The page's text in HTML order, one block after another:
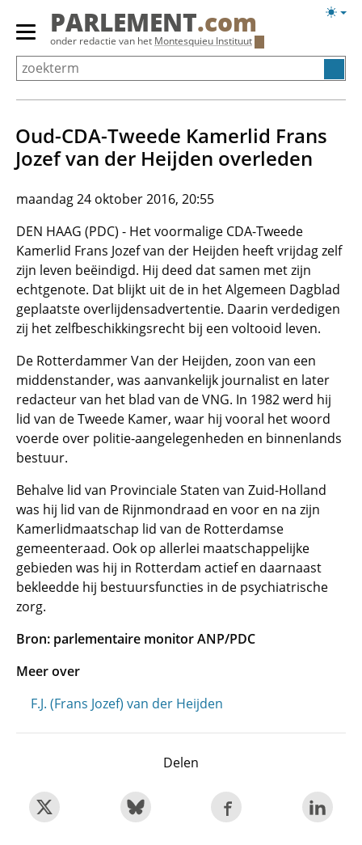
Overslaan
Primair
menu
tonen/verbergen
PARLEMENT.com
onder redactie van het Montesquieu Instituut
Oud-CDA-Tweede Kamerlid Frans
Jozef van der Heijden overleden
maandag 24 oktober 2016, 20:55
DEN HAAG (PDC) - Het voormalige CDA-Tweede
Kamerlid Frans Jozef van der Heijden heeft vrijdag zelf
zijn leven beëindigd. Hij deed dat samen met zijn
echtgenote. Dat blijkt uit de in het Algemeen Dagblad
geplaatste overlijdensadvertentie. Daarin verdedigen
zij het zelfbeschikkingsrecht bij een voltooid leven.
De Rotterdammer Van der Heijden, zoon van een
middenstander, was aanvankelijk journalist en later
redacteur van het blad van de VNG. In 1982 werd hij
lid van de Tweede Kamer, waar hij vooral het woord
voerde over politie-aangelegenheden en binnenlands
bestuur.
Behalve lid van Provinciale Staten van Zuid-Holland
was hij lid van de Rijnmondraad en voor en na zijn
Kamerlidmaatschap lid van de Rotterdamse
gemeenteraad. Ook op allerlei maatschappelijke
gebieden was hij in Rotterdam actief en daarnaast
bekleedde hij bestuursfuncties in de psychiatrische
zorg.
Bron: parlementaire monitor ANP/PDC
Meer over
F.J. (Frans Jozef) van der Heijden
Delen